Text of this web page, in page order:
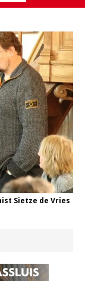
Sietze de Vries